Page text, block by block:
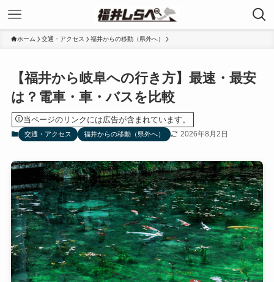
ホーム 交通・アクセス 福井からの移動（県外へ）
【福井から岐阜への行き方】最速・最安
は？電車・車・バスを比較
当ページのリンクには広告が含まれています。
交通・アクセス 福井からの移動（県外へ） 2026年8月2日